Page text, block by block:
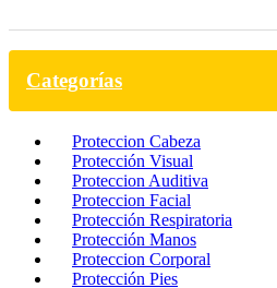
Categorías
Proteccion Cabeza
Protección Visual
Proteccion Auditiva
Proteccion Facial
Protección Respiratoria
Protección Manos
Proteccion Corporal
Protección Pies